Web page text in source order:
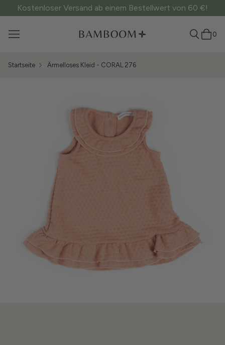
Kostenloser Versand ab einem Bestellwert von 60 €!
0
Startseite Ärmelloses Kleid - CORAL 276